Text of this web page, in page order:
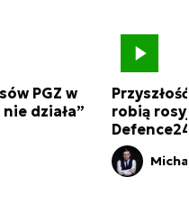
PGZ w
działa”
robią